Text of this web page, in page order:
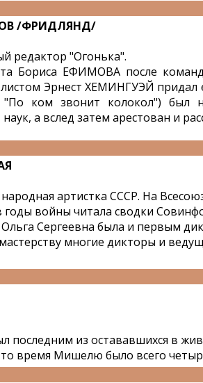
/ФРИДЛЯНД/
редактор "Огонька".
Бориса ЕФИМОВА после
Эрнест ХЕМИНГУЭЙ придал
"По ком звонит колокол") был
а вслед затем арестован и
артистка СССР. На
годы войны читала сводки
Сергеевна была и первым
многие дикторы и
последним из остававшихся в
время Мишелю было всего